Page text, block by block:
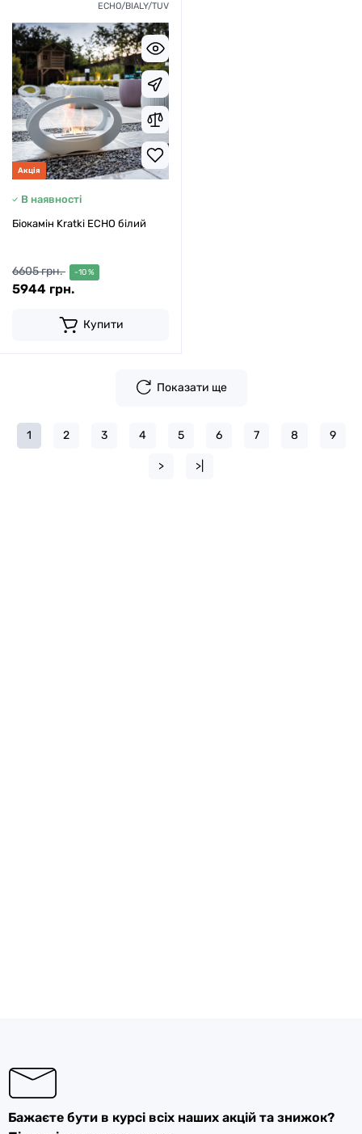
ECHO/BIALY/TUV
Акція
В наявності
Біокамін Kratki ECHO білий
6605 грн. -10 %
5944 грн.
Купити
Показати ще
1 2 3 4 5 6 7 8 9
> >|
Бажаєте бути в курсі всіх наших акцій та знижок?